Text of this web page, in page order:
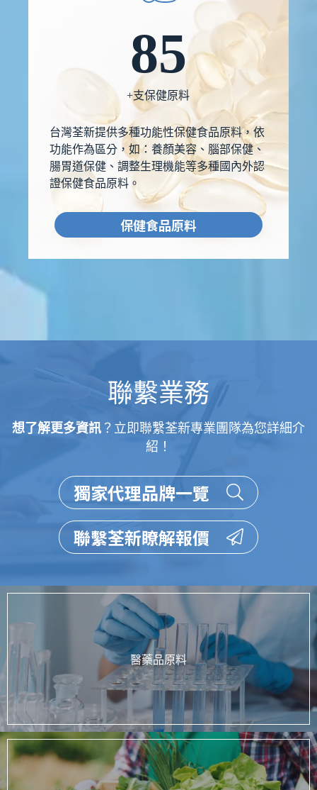
85
+支保健原料
台灣荃新提供多種功能性保健食品原料，依
功能作為區分，如：養顏美容、腦部保健、
腸胃道保健、調整生理機能等多種國內外認
證保健食品原料。
保健食品原料
聯繫業務
想了解更多資訊 ？立即聯繫荃新專業團隊為您詳細介
紹！
獨家代理品牌一覽
聯繫荃新瞭解報價
醫藥品原料